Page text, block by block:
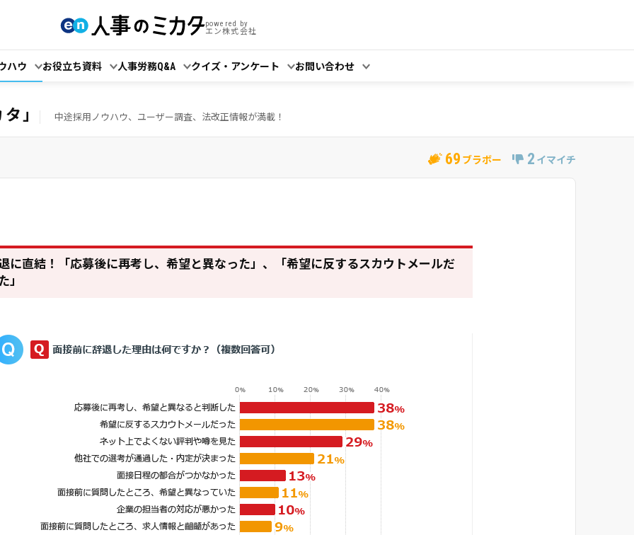
powered by
エン株式会社
ハウ お役立ち資料 人事労務Q&A クイズ・アンケート お問い合わせ
」 中途採用ノウハウ、ユーザー調査、法改正情報が満載！
69 ブラボー 2 イマイチ
に直結！「応募後に再考し、希望と異なった」、「希望に反するスカウトメールだ
」